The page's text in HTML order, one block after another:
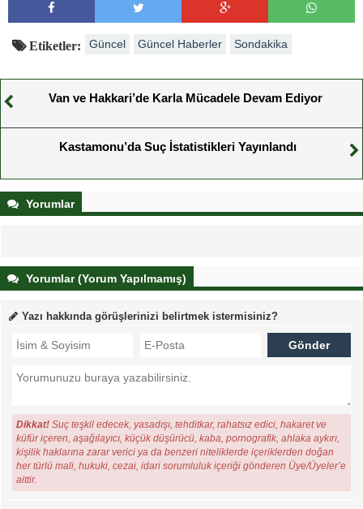
Etiketler: Güncel Güncel Haberler Sondakika
Van ve Hakkari’de Karla Mücadele Devam Ediyor
Kastamonu’da Suç İstatistikleri Yayınlandı
Yorumlar
Yorumlar (Yorum Yapılmamış)
Yazı hakkında görüşlerinizi belirtmek istermisiniz?
Dikkat! Suç teşkil edecek, yasadışı, tehditkar, rahatsız edici, hakaret ve
küfür içeren, aşağılayıcı, küçük düşürücü, kaba, pornografik, ahlaka aykırı,
kişilik haklarına zarar verici ya da benzeri niteliklerde içeriklerden doğan
her türlü mali, hukuki, cezai, idari sorumluluk içeriği gönderen Üye/Üyeler’e
aittir.